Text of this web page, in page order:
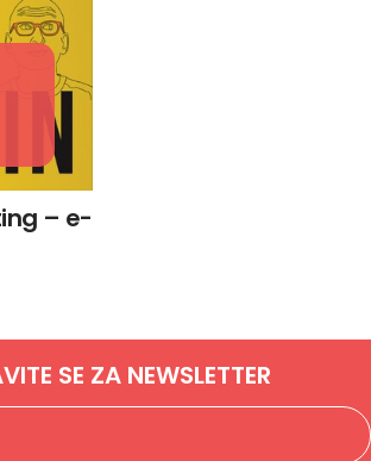
– e-
SE ZA NEWSLETTER